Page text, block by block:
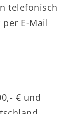
telefonisch
per E-Mail
€ und